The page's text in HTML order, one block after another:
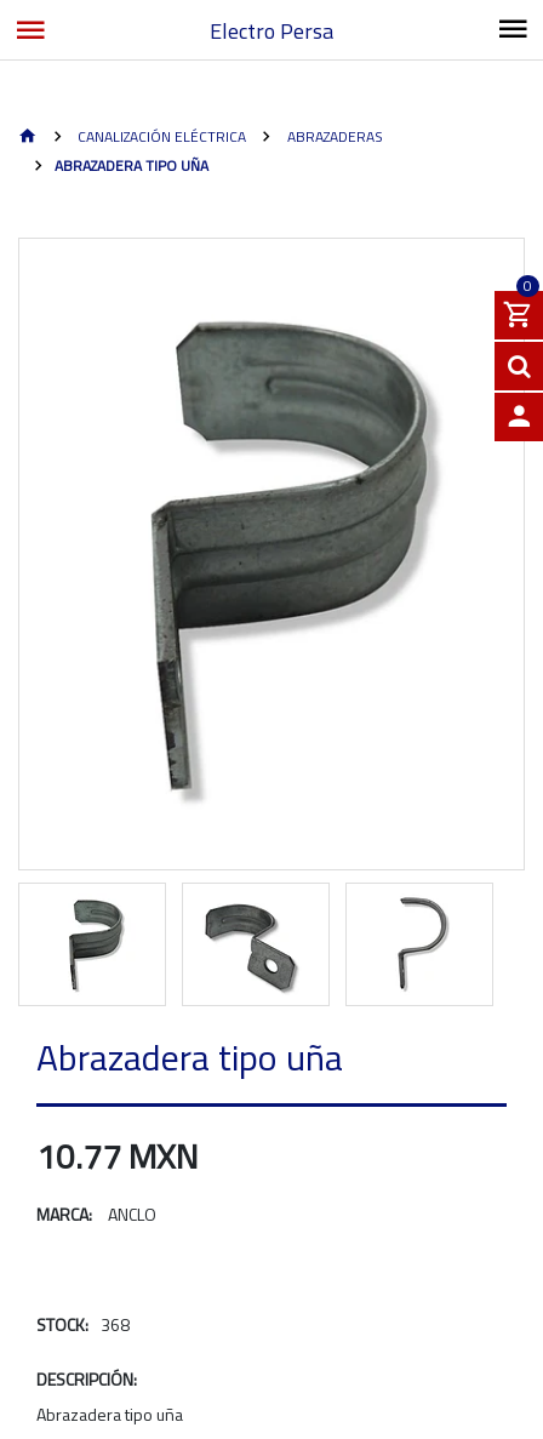
Electro Persa
0
CANALIZACIÓN ELÉCTRICA
ABRAZADERAS
ABRAZADERA TIPO UÑA
Abrazadera tipo uña
10.77 MXN
MARCA: ANCLO
STOCK: 368
DESCRIPCIÓN:
Abrazadera tipo uña